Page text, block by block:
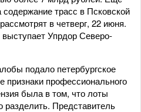
трасс в Псковской
в четверг, 22 июня.
Упрдор Северо-
подало петербургское
профессионального
была в том, что лоты
Представитель